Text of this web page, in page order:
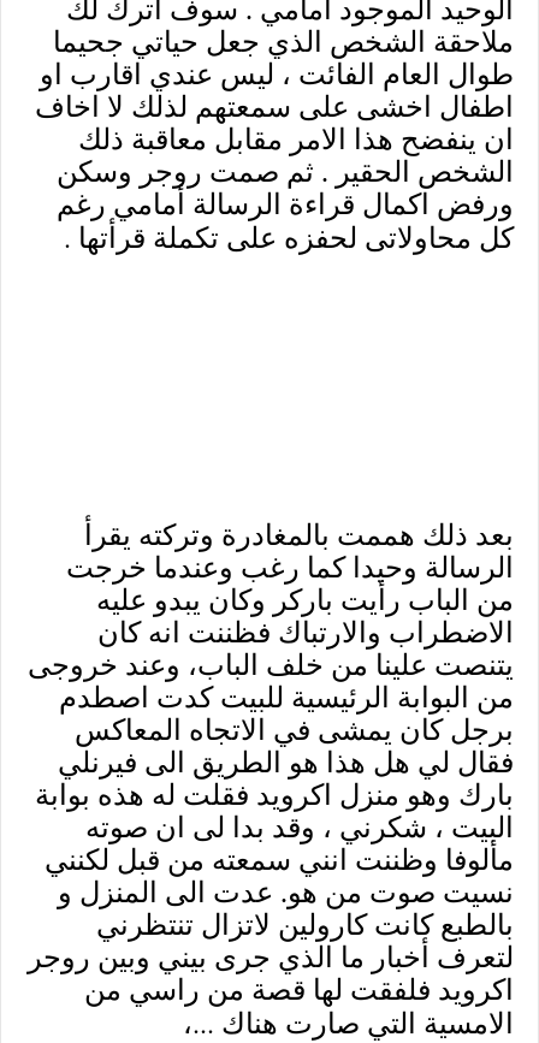
الوحيد الموجود امامي . سوف اترك لك
ملاحقة الشخص الذي جعل حياتي جحيما
طوال العام الفائت ، ليس عندي اقارب او
اطفال اخشى على سمعتهم لذلك لا اخاف
ان ينفضح هذا الامر مقابل معاقبة ذلك
الشخص الحقير . ثم صمت روجر وسكن
ورفض اكمال قراءة الرسالة أمامي رغم
كل محاولاتى لحفزه على تكملة قرأتها .
بعد ذلك هممت بالمغادرة وتركته يقرأ
الرسالة وحيدا كما رغب وعندما خرجت
من الباب رأيت باركر وكان يبدو عليه
الاضطراب والارتباك فظننت انه كان
يتنصت علينا من خلف الباب، وعند خروجى
من البوابة الرئيسية للبيت كدت اصطدم
برجل كان يمشى في الاتجاه المعاكس
فقال لي هل هذا هو الطريق الى فيرنلي
بارك وهو منزل اكرويد فقلت له هذه بوابة
البيت ، شكرني ، وقد بدا لى ان صوته
مألوفا وظننت انني سمعته من قبل لكنني
نسيت صوت من هو. عدت الى المنزل و
بالطبع كانت كارولين لاتزال تنتظرني
لتعرف أخبار ما الذي جرى بيني وبين روجر
اكرويد فلفقت لها قصة من راسي من
الامسية التي صارت هناك ...،